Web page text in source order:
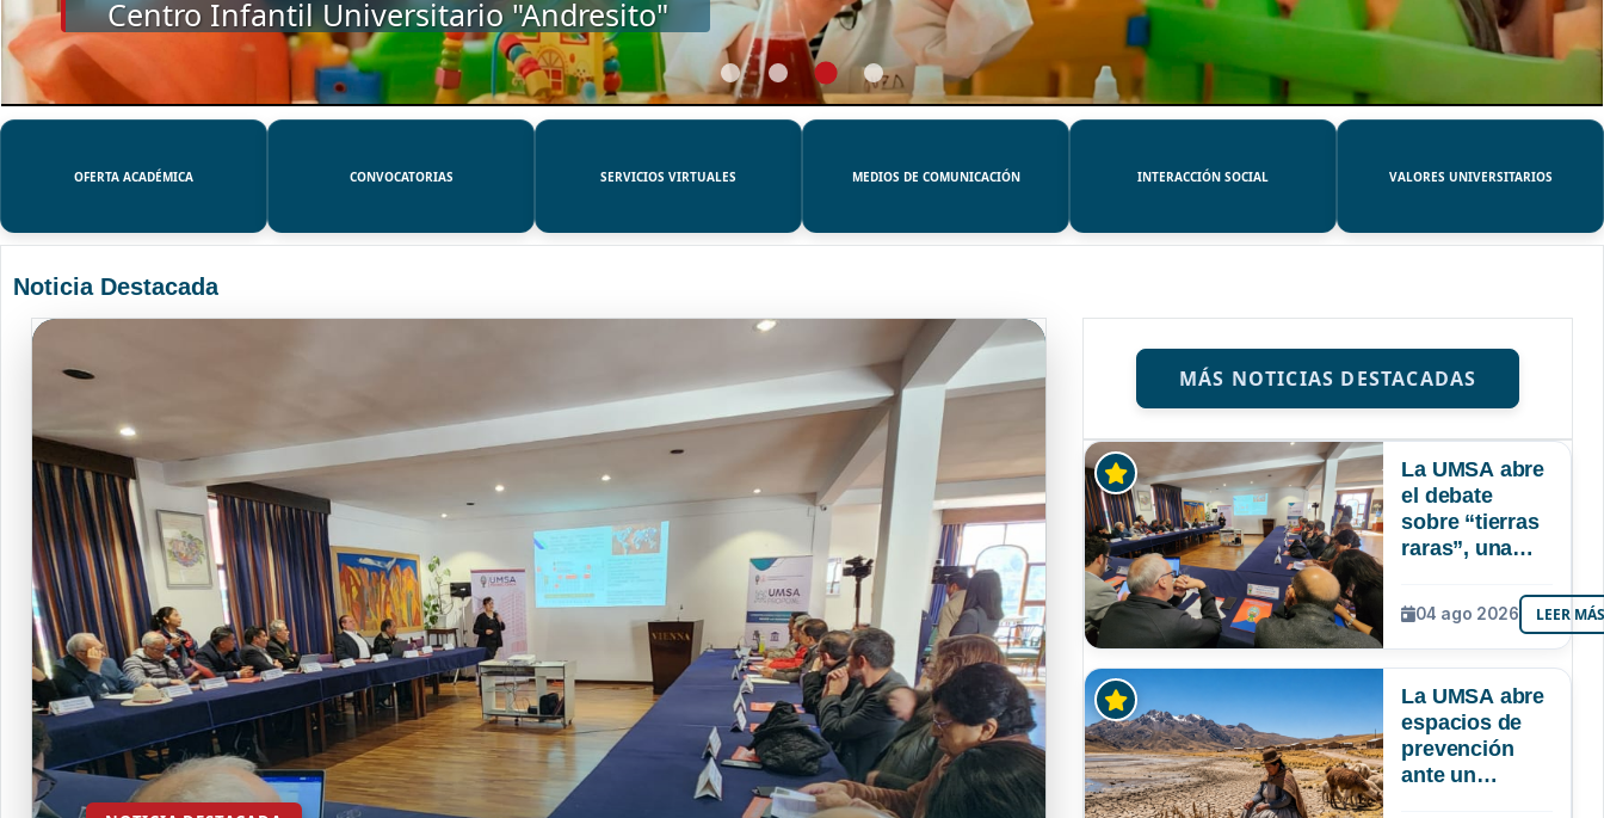
SSUE
OFERTA ACADÉMICA CONVOCATORIAS SERVICIOS VIRTUALES MEDIOS DE COMUNICACIÓN INTERACCIÓN SOCIAL VALORES UNIVERSITARIOS
Noticia Destacada
MÁS NOTICIAS DESTACADAS
La UMSA abre
el debate
sobre “tierras
raras”, una
mineral que
Bolivia aún no
explora ni
04 ago 2026 LEER
La UMSA abre
espacios de
prevención
ante un